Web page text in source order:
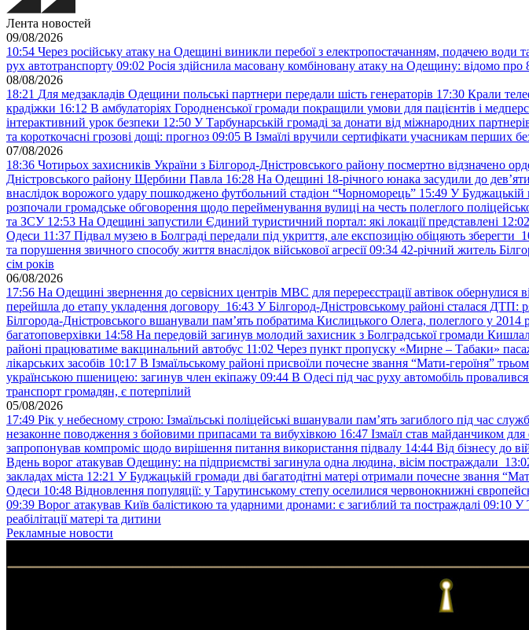
Лента новостей
09/08/2026
10:54 Через російську атаку на Одещині виникли перебої з електропостачанням, подачею води
рух автотранспорту 09:02 Росія здійснила масовану комбіновану атаку на Одещину: відомо про
08/08/2026
18:21 Для медзакладів Одещини польські партнери передали шість генераторів 17:30 Крали
крадіжки 16:12 В амбулаторіях Городненської громади покращили умови для пацієнтів і
інтерактивний урок безпеки 12:50 У Тарбунарській громаді за донати від міжнародних
та короткочасні грозові дощі: прогноз 09:05 В Ізмаїлі вручили сертифікати учасникам перших
07/08/2026
18:36 Чотирьох захисників України з Білгород-Дністровського району посмертно відзначено
Дністровського району Щербини Павла 16:28 На Одещині 18-річного юнака засудили до
внаслідок ворожого удару пошкоджено футбольний стадіон “Чорноморець” 15:49 У Буджацькій
розпочали громадське обговорення щодо перейменування вулиці на честь полеглого
та ЗСУ 12:53 На Одещині запустили Єдиний туристичний портал: які локації представлені 12:02
Одеси 11:37 Підвал музею в Болграді передали під укриття, але експозицію обіцяють зберегти
та порушення звичного способу життя внаслідок військової агресії 09:34 42-річний житель
сім років
06/08/2026
17:56 На Одещині звернення до сервісних центрів МВС для перереєстрації автівок обернулися
перейшла до етапу укладення договору 16:43 У Білгород-Дністровському районі сталася ДТП:
Білгорода-Дністровського вшанували пам’ять побратима Кислицького Олега, полеглого у 2014
багатоповерхівки 14:58 На передовій загинув молодий захисник з Болградської громади
районі працюватиме вакцинальний автобус 11:02 Через пункт пропуску «Мирне – Табаки»
лікарських засобів 10:17 В Ізмаїльському районі присвоїли почесне звання “Мати-героїня”
українською пшеницею: загинув член екіпажу 09:44 В Одесі під час руху автомобіль
транспорт громадян, є потерпілий
05/08/2026
17:49 Рік у небесному строю: Ізмаїльські поліцейські вшанували пам’ять загиблого під час
незаконне поводження з бойовими припасами та вибухівкою 16:47 Ізмаїл став майданчиком
запропонував компроміс щодо вирішення питання використання підвалу 14:44 Від бізнесу до
Вдень ворог атакував Одещину: на підприємстві загинула одна людина, вісім постраждали
закладах міста 12:21 У Буджацькій громади дві багатодітні матері отримали почесне звання
Одеси 10:48 Відновлення популяції: у Тарутинському степу оселилися червонокнижні
09:39 Ворог атакував Київ балістикою та ударними дронами: є загиблий та постраждалі 09:10 У
реабілітації матері та дитини
Рекламные новости